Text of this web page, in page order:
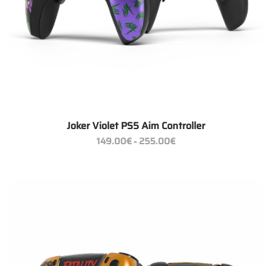
Joker Violet PS5 Aim Controller
149.00€– 255.00€Preisspanne:
149.00€